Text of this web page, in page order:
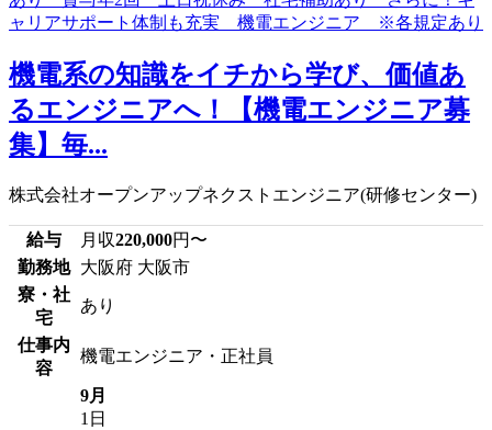
機電系の知識をイチから学び、価値あ
るエンジニアへ！【機電エンジニア募
集】毎...
株式会社オープンアップネクストエンジニア(研修センター)
給与 月収220,000円〜
勤務地 大阪府 大阪市
寮・社
宅
あり
仕事内
容
機電エンジニア・正社員
9月
1日